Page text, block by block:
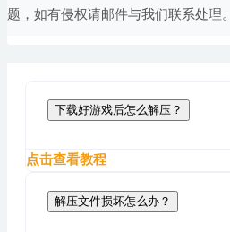
题，如有侵权请邮件与我们联系处理。
下载好游戏后怎么解压？
点击查看教程
解压文件损坏怎么办？